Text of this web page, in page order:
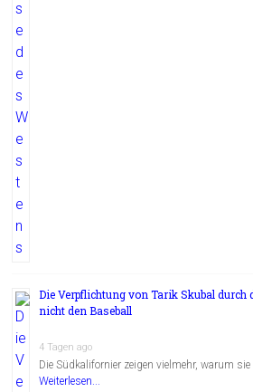
Die Verpflichtung von Tarik Skubal durch
nicht den Baseball
4 Tagen ago
Die Südkalifornier zeigen vielmehr, warum
Weiterlesen...